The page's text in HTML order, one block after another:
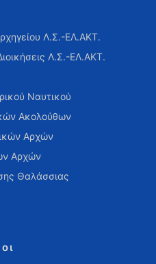
Λ.Σ.-ΕΛ.ΑΚΤ.
Λ.Σ.-ΕΛ.ΑΚΤ.
Ναυτικού
Ακολούθων
Αρχών
Αρχών
Θαλάσσιας